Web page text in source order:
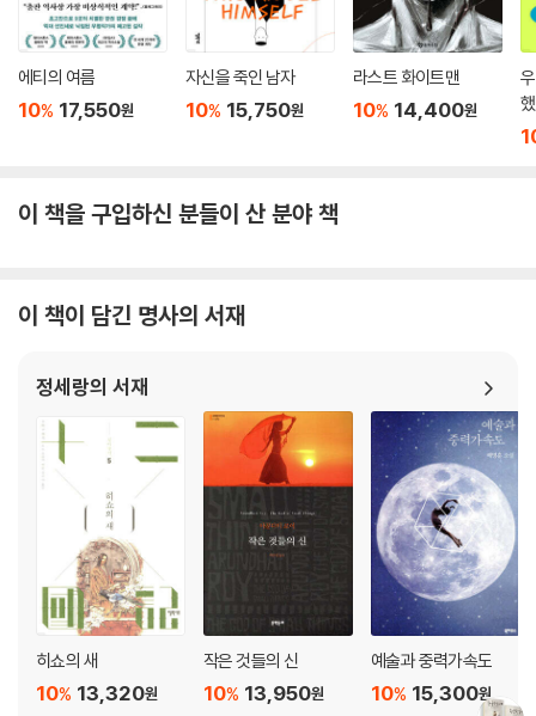
에티의 여름
10% 17,550원
자신을 죽인 남자
10% 15,750원
라스트 화이트맨
10% 14,400원
이 책을 구입하신 분들이 산 분야 책
이 책이 담긴 명사의 서재
정세랑의 서재
히쇼의 새
10% 13,320원
작은 것들의 신
10% 13,950원
예술과 중력가속도
10% 15,300원